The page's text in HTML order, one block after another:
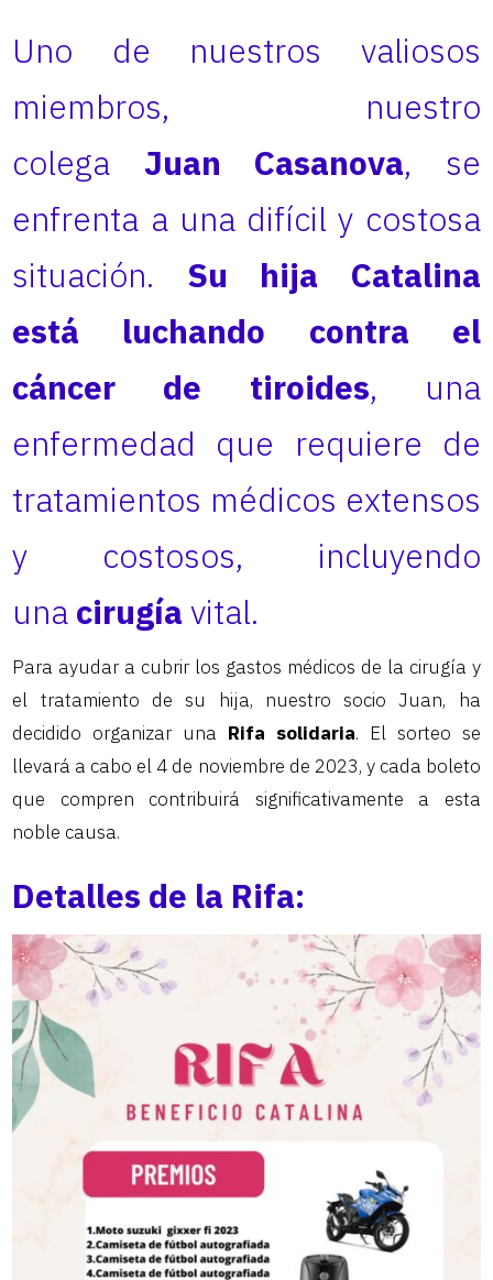
Uno de nuestros valiosos
miembros, nuestro
colega Juan Casanova, se
enfrenta a una difícil y costosa
situación. Su hija Catalina
está luchando contra el
cáncer de tiroides, una
enfermedad que requiere de
tratamientos médicos extensos
y costosos, incluyendo
una cirugía vital.
Para ayudar a cubrir los gastos médicos de la cirugía y
el tratamiento de su hija, nuestro socio Juan, ha
decidido organizar una Rifa solidaria. El sorteo se
llevará a cabo el 4 de noviembre de 2023, y cada boleto
que compren contribuirá significativamente a esta
noble causa.
Detalles de la Rifa: